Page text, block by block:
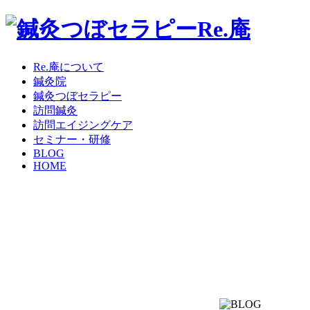
Re.庵について
鍼灸院
鍼灸つぼセラピー
訪問鍼灸
訪問エイジングケア
セミナー・研修
BLOG
HOME